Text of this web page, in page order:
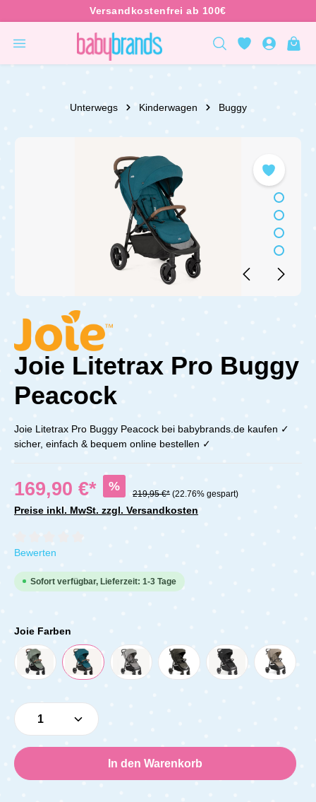
Unterwegs Kinderwagen Buggy
Joie Litetrax Pro Buggy
Peacock
Joie Litetrax Pro Buggy Peacock bei babybrands.de kaufen ✓
sicher, einfach & bequem online bestellen ✓
169,90 €* %
219,95 €* (22.76% gespart)
Preise inkl. MwSt. zzgl. Versandkosten
Durchschnittliche Bewertung von 0 von 5 Sternen
Bewerten
Sofort verfügbar, Lieferzeit: 1-3 Tage
Joie Farben
Produkt Anzahl: Gib den gewünschten
In den Warenkorb